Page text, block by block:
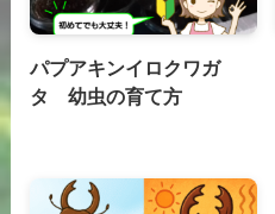
パプアキンイロクワガ
タ 幼虫の育て方